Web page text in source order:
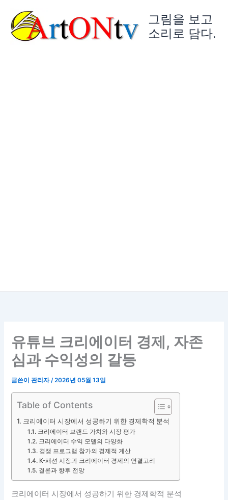
그림을 보고
소리로 담다.
유튜브 크리에이터 경제, 자존
심과 수익성의 갈등
글쓴이관리자/2026년 05월 13일
Table of Contents
크리에이터 시장에서 성공하기 위한 경제학적 분석
크리에이터 브랜드 가치와 시장 평가
크리에이터 수익 모델의 다양화
경쟁 프로그램 참가의 경제적 계산
K-패션 시장과 크리에이터 경제의 연결고리
결론과 향후 전망
크리에이터 시장에서 성공하기 위한 경제학적 분석